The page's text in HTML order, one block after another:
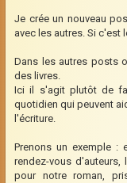
Je crée un nouveau
avec les autres. Si c'est
Dans les autres posts
des livres.
Ici il s'agit plutôt de
quotidien qui peuvent
l'écriture.
Prenons un exemple :
rendez-vous
pour notre roman,